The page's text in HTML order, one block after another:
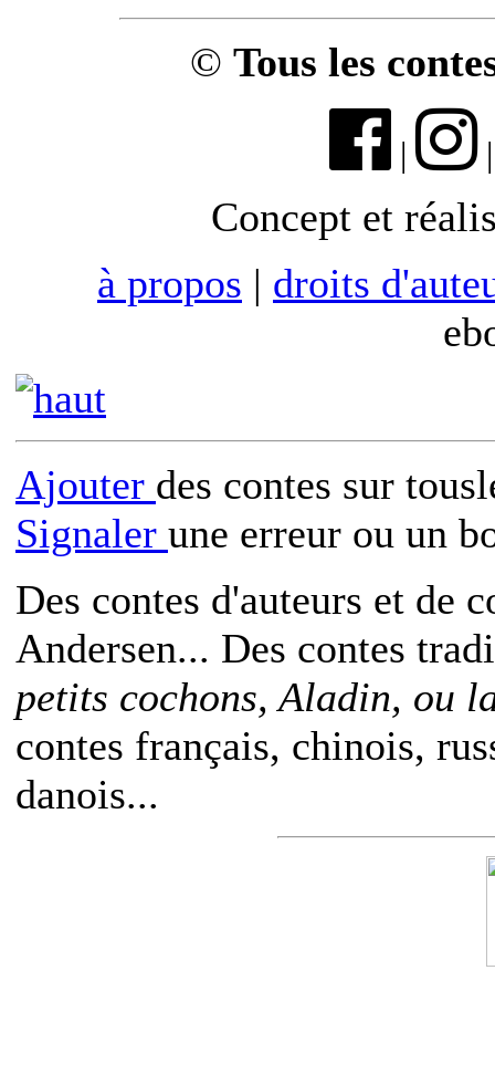
© Tous les
|
Concept et
à propos | droits
Ajouter des contes sur
Signaler une erreur ou un
Des contes d'auteurs et de
Andersen... Des contes
petits cochons, Aladin, ou
contes français, chinois,
danois...